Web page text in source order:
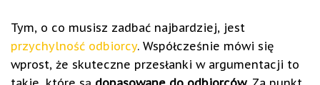
Tym, o co musisz zadbać najbardziej, jest
przychylność odbiorcy. Współcześnie mówi się
wprost, że skuteczne przesłanki w argumentacji to